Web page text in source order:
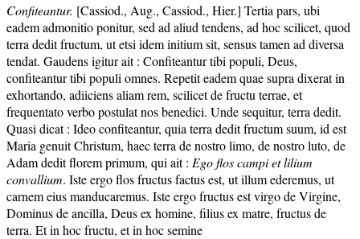
Confiteantur. [Cassiod., Aug., Cassiod., Hier.] Tertia pars, ubi
eadem admonitio ponitur, sed ad aliud tendens, ad hoc scilicet, quod
terra dedit fructum, ut etsi idem initium sit, sensus tamen ad diversa
tendat. Gaudens igitur ait : Confiteantur tibi populi, Deus,
confiteantur tibi populi omnes. Repetit eadem quae supra dixerat in
exhortando, adiiciens aliam rem, scilicet de fructu terrae, et
frequentato verbo postulat nos benedici. Unde sequitur, terra dedit.
Quasi dicat : Ideo confiteantur, quia terra dedit fructum suum, id est
Maria genuit Christum, haec terra de nostro limo, de nostro luto, de
Adam dedit florem primum, qui ait : Ego flos campi et lilium
convallium. Iste ergo flos fructus factus est, ut illum ederemus, ut
carnem eius manducaremus. Iste ergo fructus est virgo de Virgine,
Dominus de ancilla, Deus ex homine, filius ex matre, fructus de
terra. Et in hoc fructu, et in hoc semine